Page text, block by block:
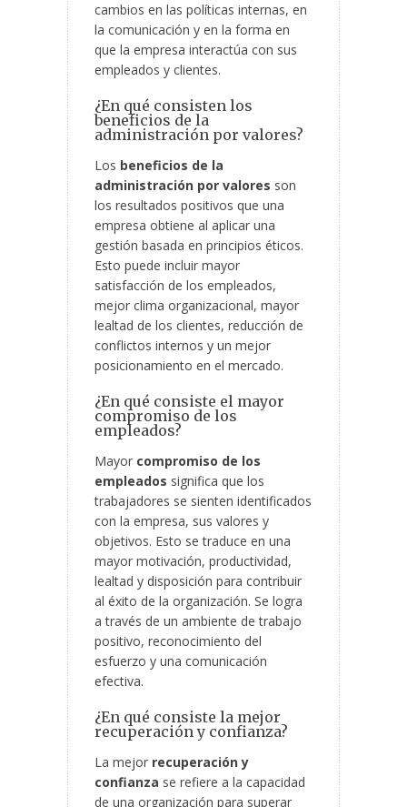
cambios en las políticas internas, en
la comunicación y en la forma en
que la empresa interactúa con sus
empleados y clientes.
¿En qué consisten los
beneficios de la
administración por valores?
Los beneficios de la
administración por valores son
los resultados positivos que una
empresa obtiene al aplicar una
gestión basada en principios éticos.
Esto puede incluir mayor
satisfacción de los empleados,
mejor clima organizacional, mayor
lealtad de los clientes, reducción de
conflictos internos y un mejor
posicionamiento en el mercado.
¿En qué consiste el mayor
compromiso de los
empleados?
Mayor compromiso de los
empleados significa que los
trabajadores se sienten identificados
con la empresa, sus valores y
objetivos. Esto se traduce en una
mayor motivación, productividad,
lealtad y disposición para contribuir
al éxito de la organización. Se logra
a través de un ambiente de trabajo
positivo, reconocimiento del
esfuerzo y una comunicación
efectiva.
¿En qué consiste la mejor
recuperación y confianza?
La mejor recuperación y
confianza se refiere a la capacidad
de una organización para superar